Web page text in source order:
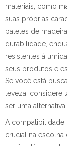
materiais, como
suas próprias
paletes de
durabilidade,
resistentes à
seus produtos e
Se você está
leveza, considere
ser uma
A compatibilidade
crucial na